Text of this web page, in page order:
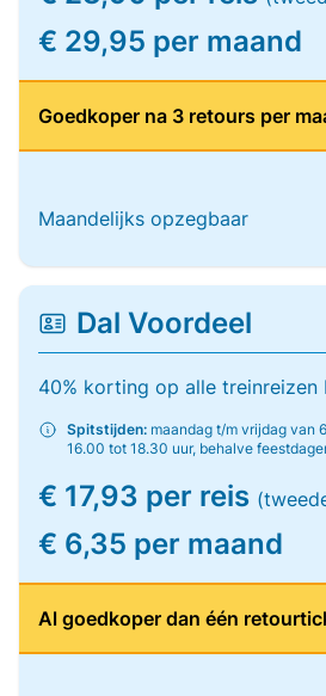
€ 29,95 per maand
Goedkoper na 3 retours per
Maandelijks opzegbaar
Dal Voordeel
40% korting op alle treinreizen
Spitstijden: maandag t/m vrijdag van
16.00 tot 18.30 uur, behalve
€ 17,93 per reis
€ 6,35 per maand
Al goedkoper dan één